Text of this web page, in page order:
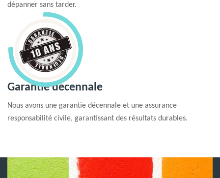
dépanner sans tarder.
Garantie decennale
Nous avons une garantie décennale et une assurance
responsabilité civile, garantissant des résultats durables.